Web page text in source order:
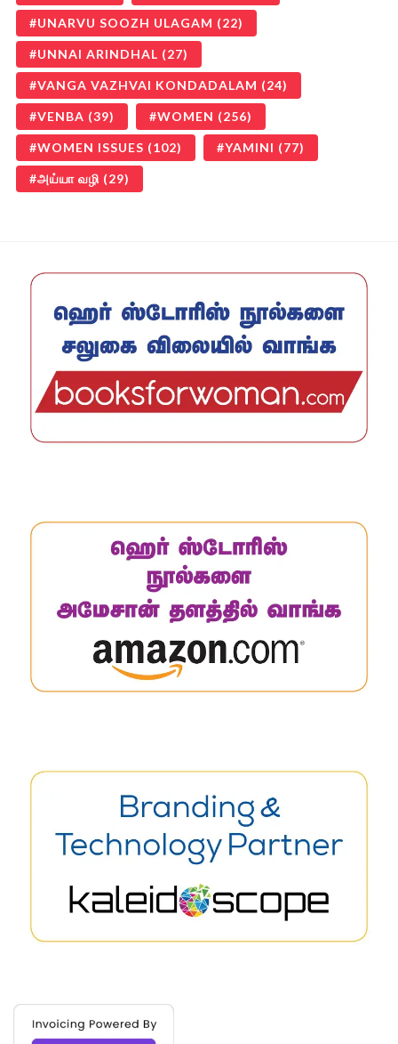
UNARVU SOOZH ULAGAM (22)
UNNAI ARINDHAL (27)
VANGA VAZHVAI KONDADALAM (24)
VENBA (39) WOMEN (256)
WOMEN ISSUES (102) YAMINI (77)
அய்யா வழி (29)